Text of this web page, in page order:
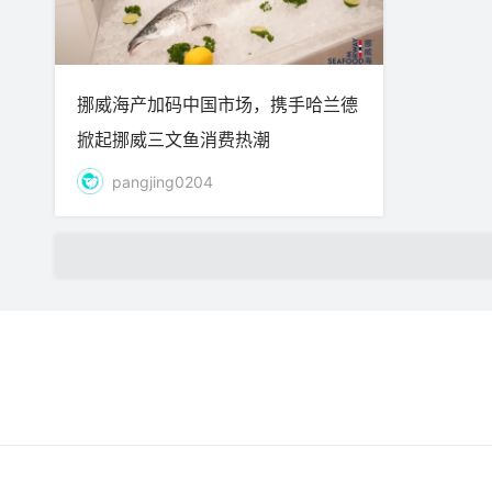
挪威海产加码中国市场，携手哈兰德
掀起挪威三文鱼消费热潮
pangjing0204